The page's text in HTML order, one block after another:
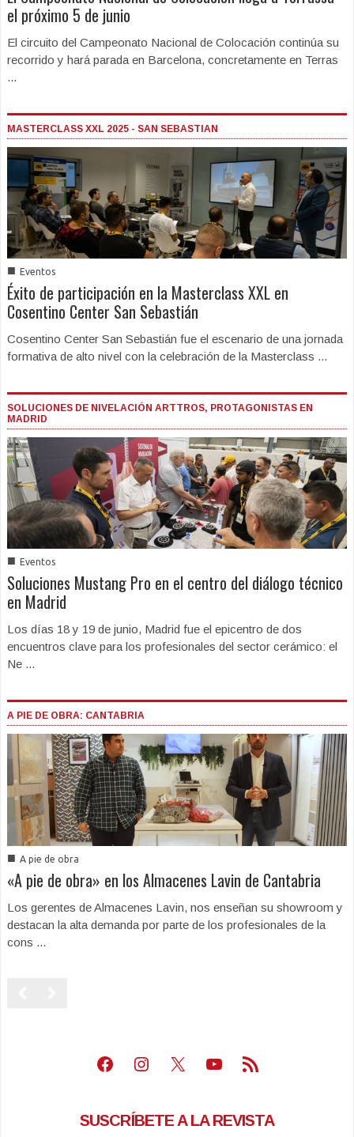
el próximo 5 de junio
El circuito del Campeonato Nacional de Colocación continúa su
recorrido y hará parada en Barcelona, concretamente en Terras
...
MASTERCLASS XXL 2025 - SAN SEBASTIAN
■ Eventos
Éxito de participación en la Masterclass XXL en
Cosentino Center San Sebastián
Cosentino Center San Sebastián fue el escenario de una jornada
formativa de alto nivel con la celebración de la Masterclass ...
SOLUCIONES DE NIVELACIÓN ARTTROS, PROTAGONISTAS EN
MADRID
■ Eventos
Soluciones Mustang Pro en el centro del diálogo técnico
en Madrid
Los días 18 y 19 de junio, Madrid fue el epicentro de dos
encuentros clave para los profesionales del sector cerámico: el
Ne ...
A PIE DE OBRA: CANTABRIA
■ A pie de obra
«A pie de obra» en los Almacenes Lavin de Cantabria
Los gerentes de Almacenes Lavin, nos enseñan su showroom y
destacan la alta demanda por parte de los profesionales de la
cons ...
Facebook
Instagram
X Youtube
Feed RSS
SUSCRÍBETE A LA REVISTA